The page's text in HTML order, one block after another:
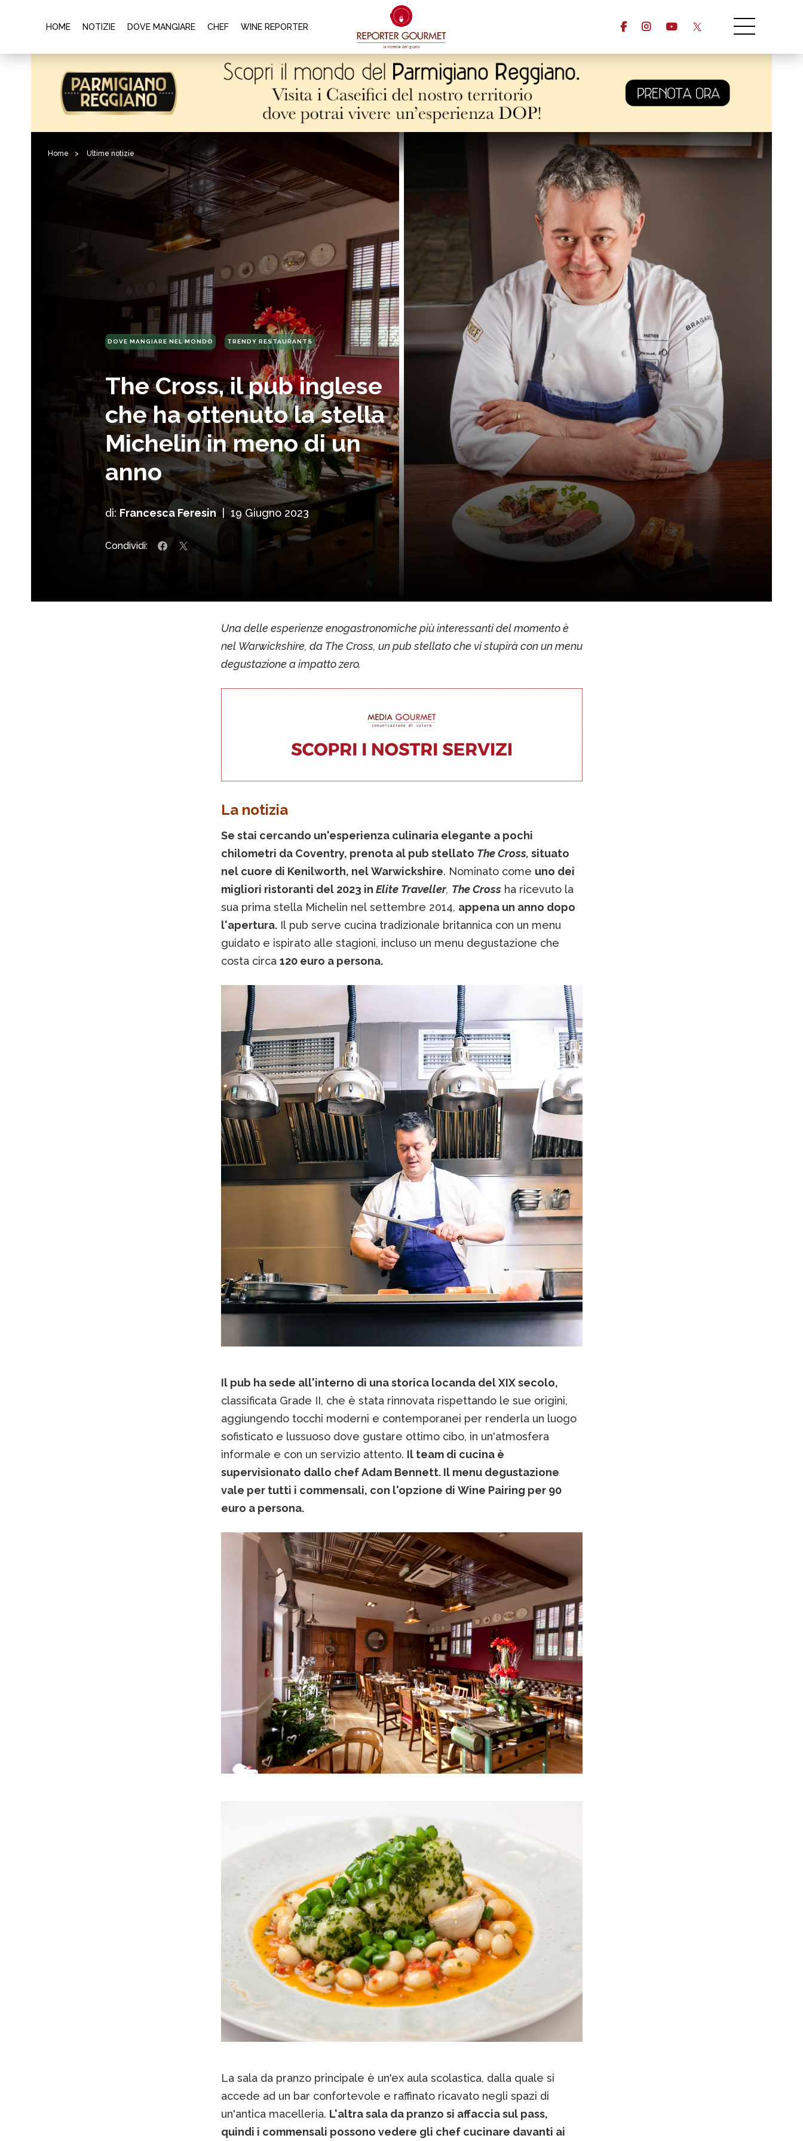
HOME NOTIZIE DOVE MANGIARE CHEF WINE REPORTER
Home > Ultime notizie
DOVE MANGIARE NEL MONDO TRENDY RESTAURANTS
The Cross, il pub inglese
che ha ottenuto la stella
Michelin in meno di un
anno
di: Francesca Feresin | 19 Giugno 2023
Condividi:
Una delle esperienze enogastronomiche più interessanti del momento è
nel Warwickshire, da The Cross, un pub stellato che vi stupirà con un menu
degustazione a impatto zero.
La notizia
Se stai cercando un'esperienza culinaria elegante a pochi
chilometri da Coventry, prenota al pub stellato The Cross, situato
nel cuore di Kenilworth, nel Warwickshire. Nominato come uno dei
migliori ristoranti del 2023 in Elite Traveller, The Crossha ricevuto la
sua prima stella Michelin nel settembre 2014, appena un anno dopo
l'apertura.Il pub serve cucina tradizionale britannica con un menu
guidato e ispirato alle stagioni, incluso un menu degustazione che
costa circa 120 euro a persona.
Il pub ha sede all'interno di una storica locanda del XIX secolo,
classificata Grade II, che è stata rinnovata rispettando le sue origini,
aggiungendo tocchi moderni e contemporanei per renderla un luogo
sofisticato e lussuoso dove gustare ottimo cibo, in un'atmosfera
informale e con un servizio attento. Il team di cucina è
supervisionato dallo chef Adam Bennett. Il menu degustazione
vale per tutti i commensali, con l'opzione di Wine Pairing per 90
euro a persona.
La sala da pranzo principale è un'ex aula scolastica, dalla quale si
accede ad un bar confortevole e raffinato ricavato negli spazi di
un'antica macelleria. L'altra sala da pranzo si affaccia sul pass,
quindi i commensali possono vedere gli chef cucinare davanti ai